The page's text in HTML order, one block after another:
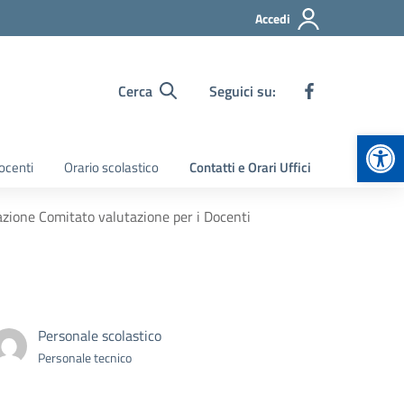
Accedi
Cerca Seguici su:
Orario scolastico Contatti e Orari Uffici
Comitato valutazione per i Docenti
Personale scolastico
Personale tecnico